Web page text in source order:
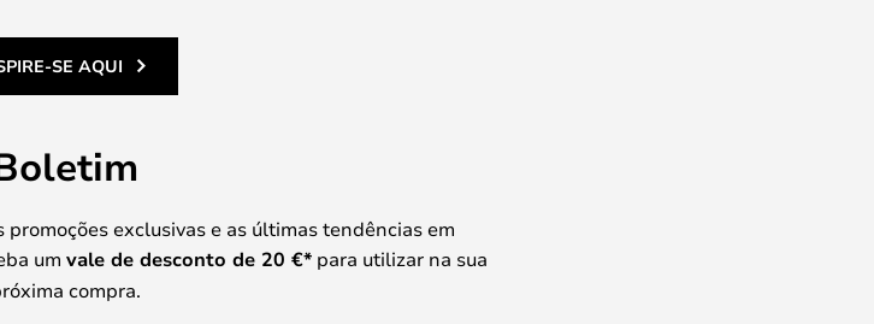
SE AQUI
promoções exclusivas e as últimas tendências em
um vale de desconto de 20 €* para utilizar na sua
compra.